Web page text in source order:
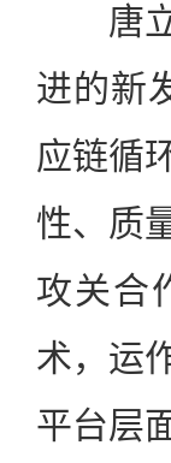
唐立
进的新
应链循
性、质
攻关合
术，运
平台层